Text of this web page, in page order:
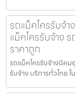
รถแม็คโครรับจ้
แม็คโครรับจ้าง
ราคาถูก
รถแม็คโครรับจ้างนิคม
รับจ้าง บริการทั่วไทย